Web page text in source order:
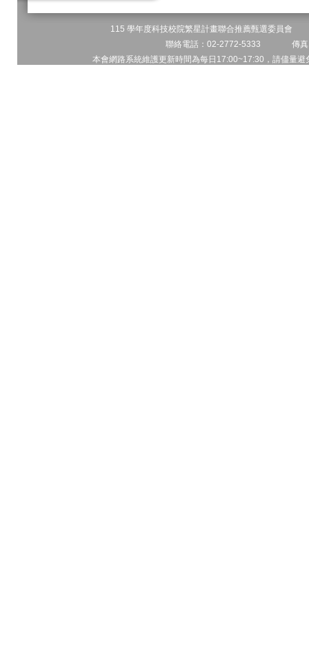
115 學年度科技校院繁星計畫聯合推薦甄選委員會
聯絡電話：02-2772-5333 傳
本會網路系統維護更新時間為每日17:00~17:30，請儘量